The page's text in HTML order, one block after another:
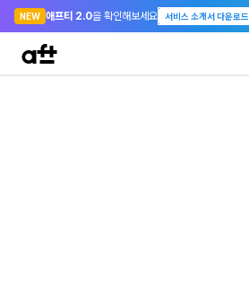
NEW 애프티 2.0을 확인해보세요 서비스 소개서 다운로드